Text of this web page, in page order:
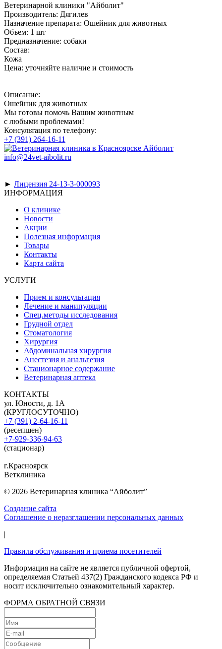
Ветеринарной клиники "Айболит"
Производитель: Дягилев
Назначение препарата: Ошейник для животных
Объем: 1 шт
Предназначение: собаки
Состав:
Кожа
Цена: уточняйте наличие и стоимость
Описание:
Ошейник для животных
Мы готовы помочь Вашим животным
с любыми проблемами!
Консультация по телефону:
+7 (391) 264-16-11
info@24vet-aibolit.ru
► Лицензия 24-13-3-000093
ИНФОРМАЦИЯ
О клинике
Новости
Акции
Полезная информация
Товары
Контакты
Карта сайта
УСЛУГИ
Прием и консультация
Лечение и манипуляции
Спец.методы исследования
Грудной отдел
Стоматология
Хирургия
Абдоминальная хирургия
Анестезия и анальгезия
Стационарное содержание
Ветеринарная аптека
КОНТАКТЫ
ул. Юности, д. 1А
(КРУГЛОСУТОЧНО)
+7 (391) 2-64-16-11
(ресепшен)
+7-929-336-94-63
(стационар)
г.Красноярск
Ветклиника
© 2026 Ветеринарная клиника “Айболит”
Создание сайта
Соглашение о неразглашении персональных данных
|
Правила обслуживания и приема посетителей
Информация на сайте не является публичной офертой,
определяемая Статьей 437(2) Гражданского кодекса РФ и
носит исключительно ознакомительный характер.
ФОРМА ОБРАТНОЙ СВЯЗИ